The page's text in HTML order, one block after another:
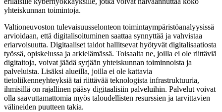
yhteiskunnan toimintoja.
Valtioneuvoston tulevaisuusselonteon toimintaympäristöanalyysissä
arvioidaan, että digitalisoituminen saattaa synnyttää ja vahvistaa
eriarvoisuutta. Digitaaliset taidot hallitsevat hyötyvät digitalisaatiosta
työssä, opiskelussa ja arkielämässä. Toisaalta ne, joilla ei ole riittäviä
digitaitoja, voivat jäädä syrjään yhteiskunnan toiminnoista ja
palveluista. Lisäksi alueilla, joilla ei ole kattavia
tietoliikenneyhteyksiä tai riittävää teknologista infrastruktuuria,
ihmisillä on rajallinen pääsy digitaalisiin palveluihin. Palvelut voivat
olla saavuttamattomia myös taloudellisten resurssien ja tarvittavien
välineiden puutteen takia.